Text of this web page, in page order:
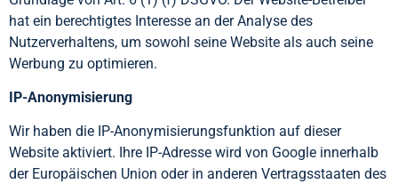
hat ein berechtigtes Interesse an der Analyse des
Nutzerverhaltens, um sowohl seine Website als auch seine
Werbung zu optimieren.
IP-Anonymisierung
Wir haben die IP-Anonymisierungsfunktion auf dieser
Website aktiviert. Ihre IP-Adresse wird von Google innerhalb
der Europäischen Union oder in anderen Vertragsstaaten des